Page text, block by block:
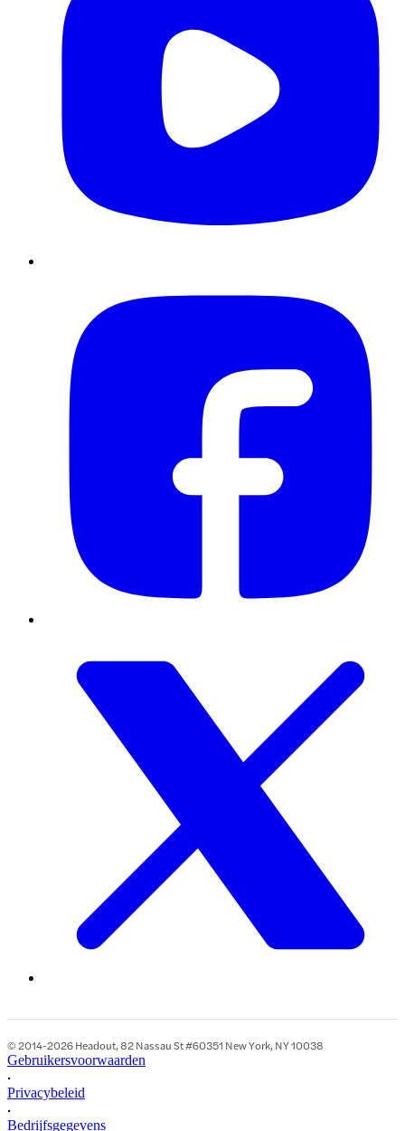
© 2014-2026 Headout, 82 Nassau St #60351 New York, NY 10038
Gebruikersvoorwaarden
•
Privacybeleid
•
Bedrijfsgegevens